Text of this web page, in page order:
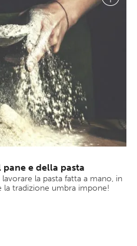
e della pasta
la pasta fatta a mano, in
la tradizione umbra impone!